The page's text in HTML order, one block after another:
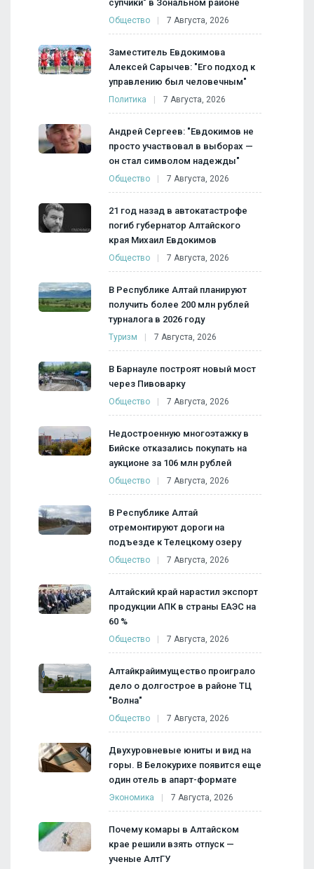
супчики" в Зональном районе
Общество 7 Августа, 2026
Заместитель Евдокимова
Алексей Сарычев: "Его подход к
управлению был человечным"
Политика 7 Августа, 2026
Андрей Сергеев: "Евдокимов не
просто участвовал в выборах —
он стал символом надежды"
Общество 7 Августа, 2026
21 год назад в автокатастрофе
погиб губернатор Алтайского
края Михаил Евдокимов
Общество 7 Августа, 2026
В Республике Алтай планируют
получить более 200 млн рублей
турналога в 2026 году
Туризм 7 Августа, 2026
В Барнауле построят новый мост
через Пивоварку
Общество 7 Августа, 2026
Недостроенную многоэтажку в
Бийске отказались покупать на
аукционе за 106 млн рублей
Общество 7 Августа, 2026
В Республике Алтай
отремонтируют дороги на
подъезде к Телецкому озеру
Общество 7 Августа, 2026
Алтайский край нарастил экспорт
продукции АПК в страны ЕАЭС на
60 %
Общество 7 Августа, 2026
Алтайкрайимущество проиграло
дело о долгострое в районе ТЦ
"Волна"
Общество 7 Августа, 2026
Двухуровневые юниты и вид на
горы. В Белокурихе появится еще
один отель в апарт-формате
Экономика 7 Августа, 2026
Почему комары в Алтайском
крае решили взять отпуск —
ученые АлтГУ